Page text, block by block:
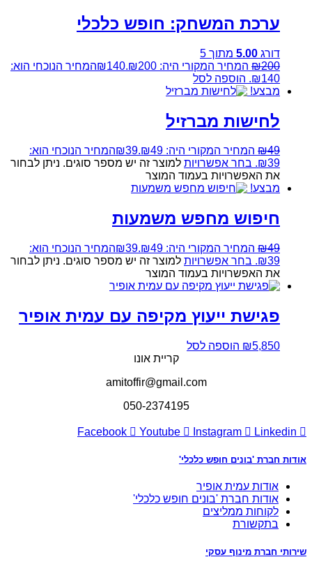
ערכת המשחק: חופש כלכלי
דורג 5.00 מתוך 5
₪200 המחיר המקורי היה: ₪200. ₪140
המחיר הנוכחי הוא:
₪140. הוספה לסל
מבצע!
לחישות מברזיל
₪49 המחיר המקורי היה: ₪49. ₪39
המחיר הנוכחי הוא:
₪39. בחר אפשרויות למוצר זה יש מספר סוגים. ניתן לבחור
את האפשרויות בעמוד המוצר
מבצע!
חיפוש מחפש משמעות
₪49 המחיר המקורי היה: ₪49. ₪39
המחיר הנוכחי הוא:
₪39. בחר אפשרויות למוצר זה יש מספר סוגים. ניתן לבחור
את האפשרויות בעמוד המוצר
פגישת ייעוץ מקיפה עם עמית אופיר
₪5,850
הוספה לסל
קריית אונו
amitoffir@gmail.com
050-2374195
Facebook Youtube Instagram Linkedin
אודות חברת 'בונים חופש כלכלי'
אודות עמית אופיר
אודות חברת 'בונים חופש כלכלי'
לקוחות ממליצים
בתקשורת
שירותי חברת מינוף עסקי